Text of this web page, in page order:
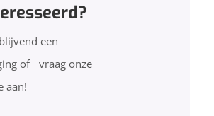
een
of vraag onze
aan!